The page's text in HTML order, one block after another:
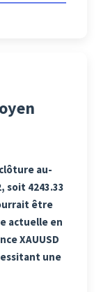
au-
soit 4243.33
être
actuelle en
XAUUSD
une